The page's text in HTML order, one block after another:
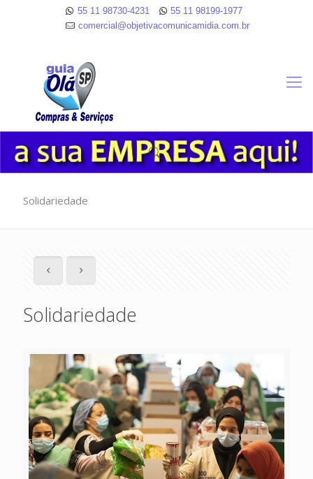
55 11 98730-4231
55 11 98199-1977
comercial@objetivacomunicamidia.com.br
Solidariedade
Solidariedade